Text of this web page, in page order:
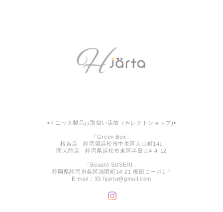
▪︎イエッタ製品お取扱い店舗（セレクトショップ)▪︎
「Green Box」
桜台店 静岡県浜松市中央区大山町141
医大前店 静岡県浜松市東区半田山4-4-12
「Beautè SUSERI」
静岡県静岡市葵区清閑町14-21 榎田コーポ1 F
E-mail： 33.hjarta@gmail.com